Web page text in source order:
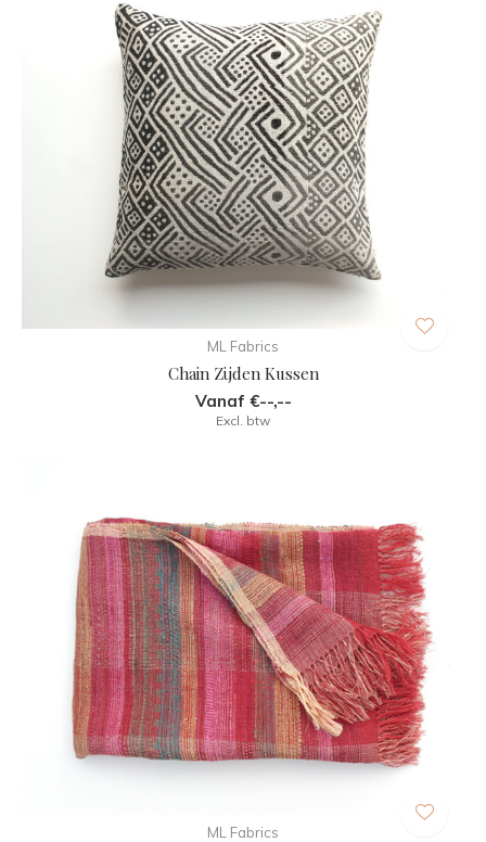
ML Fabrics
Chain Zijden Kussen
Vanaf €--,--
Excl. btw
ML Fabrics